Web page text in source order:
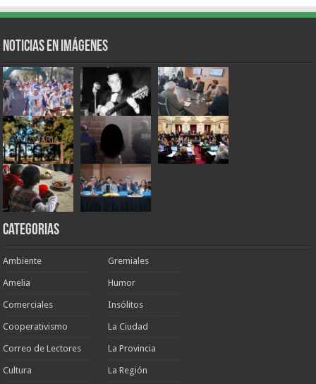
Noticias en Imágenes
Categorias
Ambiente
Amelia
Comerciales
Cooperativismo
Correo de Lectores
Cultura
Gremiales
Humor
Insólitos
La Ciudad
La Provincia
La Región